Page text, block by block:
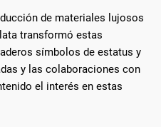
de materiales lujosos
transformó estas
símbolos de estatus y
y las colaboraciones con
el interés en estas